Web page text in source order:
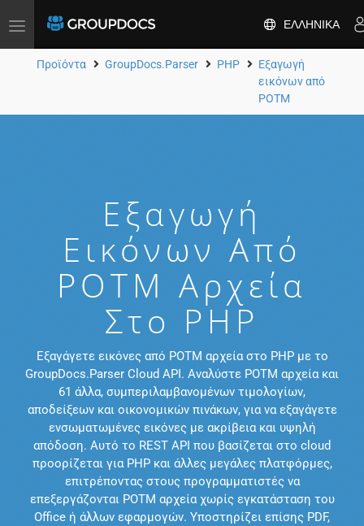
Toggle
ΕΛΛΗΝΙΚΆ
Προϊόντα GroupDocs.Parser PHP
Εξαγωγή
εικόνων από
POTM
Εξαγωγή
Εικόνων Από
POTM Αρχεία
Στο PHP
Εξαγάγετε εικόνες από POTM αρχεία στο PHP με το
GroupDocs.Parser Cloud API. Αναλύστε POTM αρχεία και
61 άλλα, συμπεριλαμβανομένων τιμολογίων,
αποδείξεων και οικονομικών πινάκων, για να εξαγάγετε
ενσωματωμένες εικόνες με ακρίβεια και υψηλή
απόδοση. Αυτό το REST API που βασίζεται στο cloud
προορίζεται για PHP και άλλες μεγάλες πλατφόρμες,
επιτρέποντας στους προγραμματιστές να
επεξεργάζονται POTM αρχεία χωρίς εγκατάσταση του
Office ή άλλων εφαρμογών. Υποστηρίζει επίσης PDF,